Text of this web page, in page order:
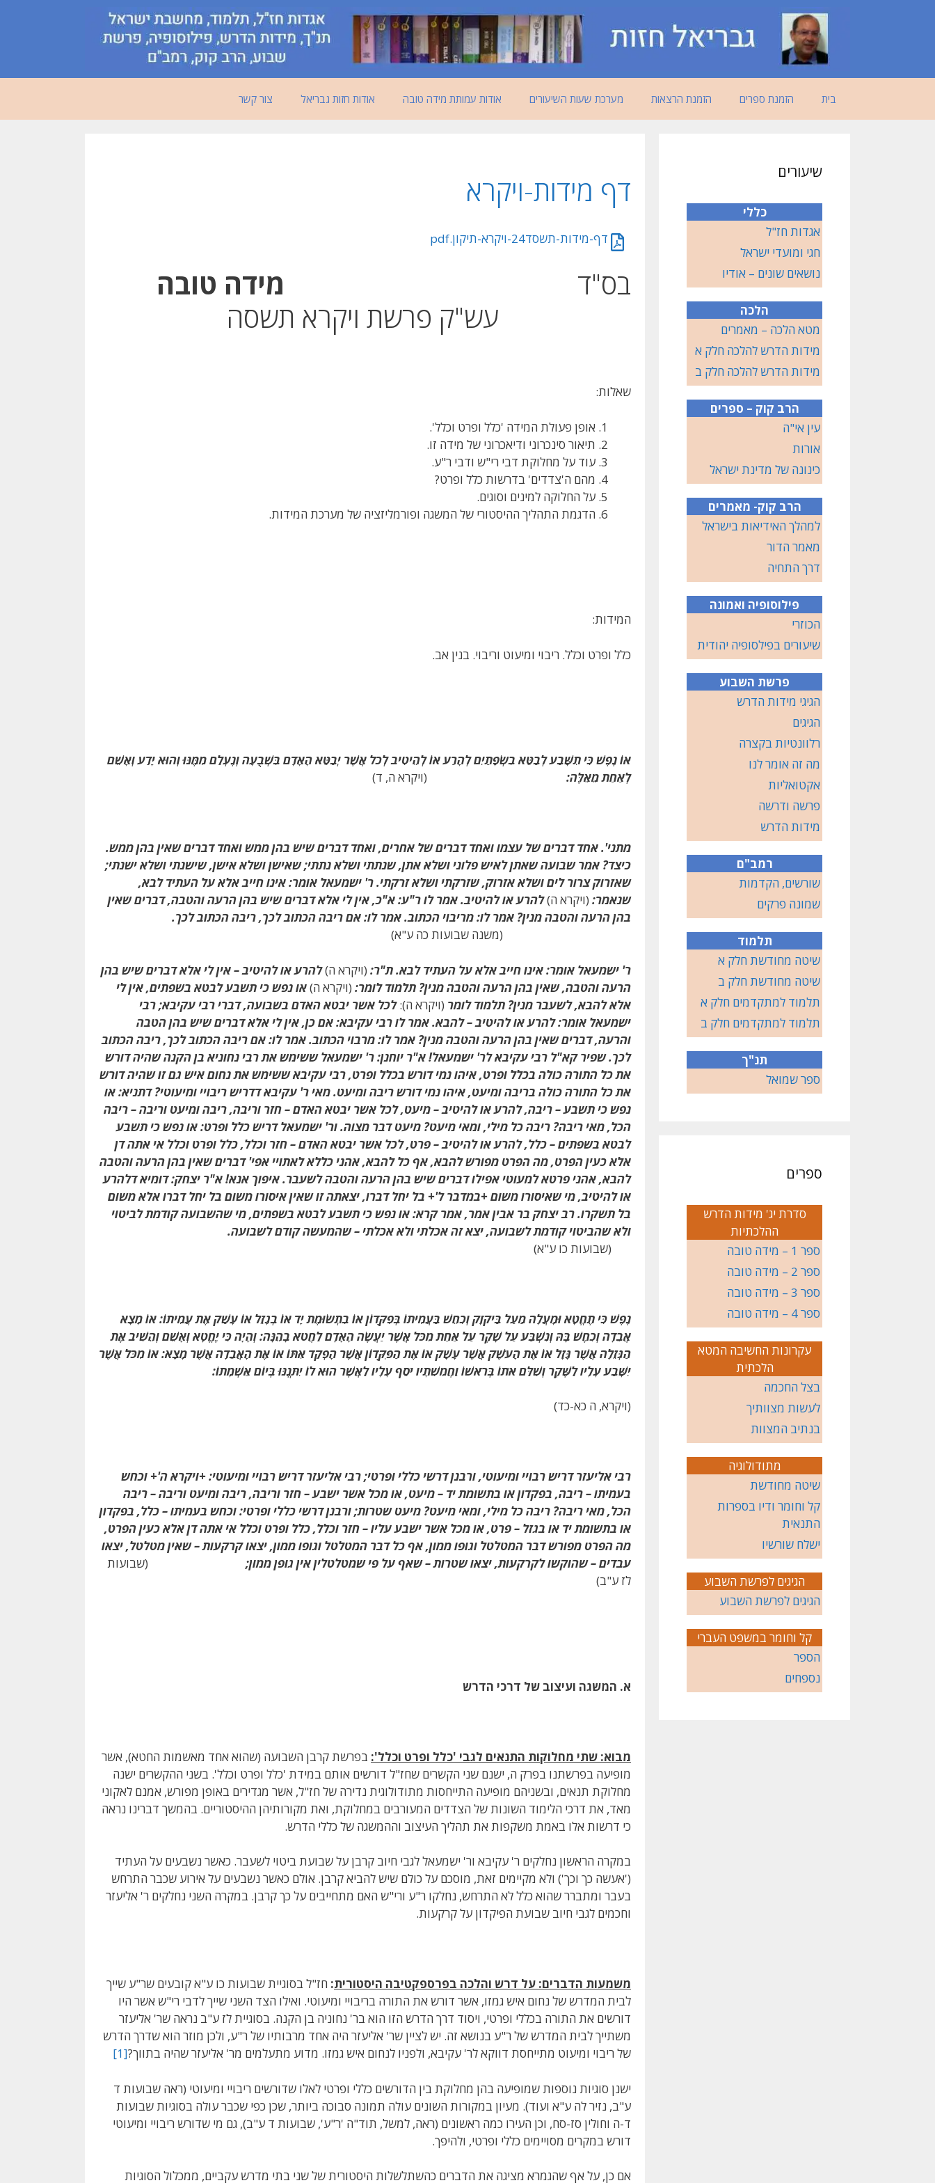
בית הזמנת ספרים הזמנת הרצאות מערכת שעות השיעורים אודות עמותת מידה טובה אודות חזות גבריאל צור קשר
‏‏דף מידות-ויקרא
‏‏דף-מידות-תשסד24-ויקרא-תיקון.pdf
בס"ד מידה טובה
עש"ק פרשת ויקרא תשסה
שאלות:
אופן פעולת המידה 'כלל ופרט וכלל'.
תיאור סינכרוני ודיאכרוני של מידה זו.
עוד על מחלוקת דבי רי"ש ודבי ר"ע.
מהם ה'צדדים' בדרשות כלל ופרט?
על החלוקה למינים וסוגים.
הדגמת התהליך ההיסטורי של המשגה ופורמליזציה של מערכת המידות.
המידות:
כלל ופרט וכלל. ריבוי ומיעוט וריבוי. בנין אב.
אוֹ נֶפֶשׁ כִּי תִשָּׁבַע לְבַטֵּא בִשְׂפָתַיִם לְהָרַע אוֹ לְהֵיטִיב לְכֹל אֲשֶׁר יְבַטֵּא הָאָדָם בִּשְׁבֻעָה וְנֶעְלַם מִמֶּנּוּ וְהוּא יָדַע וְאָשֵׁם
לְאַחַת מֵאֵלֶּה: (ויקרא ה, ד)
מתני'. אחד דברים של עצמו ואחד דברים של אחרים, ואחד דברים שיש בהן ממש ואחד דברים שאין בהן ממש.
כיצד? אמר שבועה שאתן לאיש פלוני ושלא אתן, שנתתי ושלא נתתי; שאישן ושלא אישן, שישנתי ושלא ישנתי;
שאזרוק צרור לים ושלא אזרוק, שזרקתי ושלא זרקתי. ר' ישמעאל אומר: אינו חייב אלא על העתיד לבא,
שנאמר: (ויקרא ה)להרע או להיטיב. אמר לו ר"ע: א"כ, אין לי אלא דברים שיש בהן הרעה והטבה, דברים שאין
בהן הרעה והטבה מנין? אמר לו: מריבוי הכתוב. אמר לו: אם ריבה הכתוב לכך, ריבה הכתוב לכך.
(משנה שבועות כה ע"א)
ר' ישמעאל אומר: אינו חייב אלא על העתיד לבא. ת"ר: (ויקרא ה)להרע או להיטיב – אין לי אלא דברים שיש בהן
הרעה והטבה, שאין בהן הרעה והטבה מנין? תלמוד לומר: (ויקרא ה)או נפש כי תשבע לבטא בשפתים, אין לי
אלא להבא, לשעבר מנין? תלמוד לומר (ויקרא ה):לכל אשר יבטא האדם בשבועה, דברי רבי עקיבא; רבי
ישמעאל אומר: להרע או להיטיב – להבא. אמר לו רבי עקיבא: אם כן, אין לי אלא דברים שיש בהן הטבה
והרעה, דברים שאין בהן הרעה והטבה מנין? אמר לו: מרבוי הכתוב. אמר לו: אם ריבה הכתוב לכך, ריבה הכתוב
לכך. שפיר קא"ל רבי עקיבא לר' ישמעאל! א"ר יוחנן: ר' ישמעאל ששימש את רבי נחוניא בן הקנה שהיה דורש
את כל התורה כולה בכלל ופרט, איהו נמי דורש בכלל ופרט, רבי עקיבא ששימש את נחום איש גם זו שהיה דורש
את כל התורה כולה בריבה ומיעט, איהו נמי דורש ריבה ומיעט. מאי ר' עקיבא דדריש ריבויי ומיעוטי? דתניא: או
נפש כי תשבע – ריבה, להרע או להיטיב – מיעט, לכל אשר יבטא האדם – חזר וריבה, ריבה ומיעט וריבה – ריבה
הכל, מאי ריבה? ריבה כל מילי, ומאי מיעט? מיעט דבר מצוה. ור' ישמעאל דריש כלל ופרט: או נפש כי תשבע
לבטא בשפתים – כלל, להרע או להיטיב – פרט, לכל אשר יבטא האדם – חזר וכלל, כלל ופרט וכלל אי אתה דן
אלא כעין הפרט, מה הפרט מפורש להבא, אף כל להבא, אהני כללא לאתויי אפי' דברים שאין בהן הרעה והטבה
להבא, אהני פרטא למעוטי אפילו דברים שיש בהן הרעה והטבה לשעבר. איפוך אנא! א"ר יצחק: דומיא דלהרע
או להיטיב, מי שאיסורו משום +במדבר ל'+ בל יחל דברו, יצאתה זו שאין איסורו משום בל יחל דברו אלא משום
בל תשקרו. רב יצחק בר אבין אמר, אמר קרא: או נפש כי תשבע לבטא בשפתים, מי שהשבועה קודמת לביטוי
ולא שהביטוי קודמת לשבועה, יצא זה אכלתי ולא אכלתי – שהמעשה קודם לשבועה.
(שבועות כו ע"א)
נֶפֶשׁ כִּי תֶחֱטָא וּמָעֲלָה מַעַל בַּיקֹוָק וְכִחֵשׁ בַּעֲמִיתוֹ בְּפִקָּדוֹן אוֹ בִתְשׂוּמֶת יָד אוֹ בְגָזֵל אוֹ עָשַׁק אֶת עֲמִיתוֹ: אוֹ מָצָא
אֲבֵדָה וְכִחֶשׁ בָּהּ וְנִשְׁבַּע עַל שָׁקֶר עַל אַחַת מִכֹּל אֲשֶׁר יַעֲשֶׂה הָאָדָם לַחֲטֹא בָהֵנָּה: וְהָיָה כִּי יֶחֱטָא וְאָשֵׁם וְהֵשִׁיב אֶת
הַגְּזֵלָה אֲשֶׁר גָּזָל אוֹ אֶת הָעֹשֶׁק אֲשֶׁר עָשָׁק אוֹ אֶת הַפִּקָּדוֹן אֲשֶׁר הָפְקַד אִתּוֹ אוֹ אֶת הָאֲבֵדָה אֲשֶׁר מָצָא: אוֹ מִכֹּל אֲשֶׁר
יִשָּׁבַע עָלָיו לַשֶּׁקֶר וְשִׁלַּם אֹתוֹ בְּרֹאשׁוֹ וַחֲמִשִׁתָיו יֹסֵף עָלָיו לַאֲשֶׁר הוּא לוֹ יִתְּנֶנּוּ בְּיוֹם אַשְׁמָתוֹ:
(ויקרא, ה כא-כד)
רבי אליעזר דריש רבויי ומיעוטי, ורבנן דרשי כללי ופרטי; רבי אליעזר דריש רבויי ומיעוטי: +ויקרא ה'+ וכחש
בעמיתו – ריבה, בפקדון או בתשומת יד – מיעט, או מכל אשר ישבע – חזר וריבה, ריבה ומיעט וריבה – ריבה
הכל, מאי ריבה? ריבה כל מילי, ומאי מיעט? מיעט שטרות; ורבנן דרשי כללי ופרטי: וכחש בעמיתו – כלל, בפקדון
או בתשומת יד או בגזל – פרט, או מכל אשר ישבע עליו – חזר וכלל, כלל ופרט וכלל אי אתה דן אלא כעין הפרט,
מה הפרט מפורש דבר המטלטל וגופו ממון, אף כל דבר המטלטל וגופו ממון, יצאו קרקעות – שאין מטלטל, יצאו
עבדים – שהוקשו לקרקעות, יצאו שטרות – שאף על פי שמטלטלין אין גופן ממון;
(שבועות
לז ע"ב)
א. המשגה ועיצוב של דרכי הדרש
מבוא: שתי מחלוקות התנאים לגבי 'כלל ופרט וכלל': בפרשת קרבן השבועה (שהוא אחד מאשמות החטא), אשר
מופיעה בפרשתנו בפרק ה, ישנם שני הקשרים שחז"ל דורשים אותם במידת 'כלל ופרט וכלל'. בשני ההקשרים ישנה
מחלוקת תנאים, ובשניהם מופיעה התייחסות מתודולוגית נדירה של חז"ל, אשר מגדירים באופן מפורש, אמנם לאקוני
מאד, את דרכי הלימוד השונות של הצדדים המעורבים במחלוקת, ואת מקורותיהן ההיסטוריים. בהמשך דברינו נראה
כי דרשות אלו באמת משקפות את תהליך העיצוב וההמשגה של כללי הדרש.
במקרה הראשון נחלקים ר' עקיבא ור' ישמעאל לגבי חיוב קרבן על שבועת ביטוי לשעבר. כאשר נשבעים על העתיד
('אעשה כך וכך') ולא מקיימים זאת, מוסכם על כולם שיש להביא קרבן. אולם כאשר נשבעים על אירוע שכבר התרחש
בעבר ומתברר שהוא כלל לא התרחש, נחלקו ר"ע ורי"ש האם מתחייבים על כך קרבן. במקרה השני נחלקים ר' אליעזר
וחכמים לגבי חיוב שבועת הפיקדון על קרקעות.
משמעות הדברים: על דרש והלכה בפרספקטיבה היסטורית: חז"ל בסוגיית שבועות כו ע"א קובעים שר"ע שייך
לבית המדרש של נחום איש גמזו, אשר דורש את התורה בריבויי ומיעוטי. ואילו הצד השני שייך לדבי רי"ש אשר היו
דורשים את התורה בכללי ופרטי, ויסוד דרך הדרש הזו הוא בר' נחוניה בן הקנה. בסוגיית לז ע"ב נראה שר' אליעזר
משתייך לבית המדרש של ר"ע בנושא זה. יש לציין שר' אליעזר היה אחד מרבותיו של ר"ע, ולכן מוזר הוא שדרך הדרש
של ריבוי ומיעוט מתייחסת דווקא לר' עקיבא, ולפניו לנחום איש גמזו. מדוע מתעלמים מר' אליעזר שהיה בתווך?[1]
ישנן סוגיות נוספות שמופיעה בהן מחלוקת בין הדורשים כללי ופרטי לאלו שדורשים ריבויי ומיעוטי (ראה שבועות ד
ע"ב, נזיר לה ע"א ועוד). מעיון במקורות השונים עולה תמונה סבוכה ביותר, שכן כפי שכבר עולה בסוגיות שבועות
ד-ה וחולין סז-סח, וכן העירו כמה ראשונים (ראה, למשל, תוד"ה 'ר"ע', שבועות ד ע"ב), גם מי שדורש ריבויי ומיעוטי
דורש במקרים מסויימים כללי ופרטי, ולהיפך.
אם כן, על אף שהגמרא מציגה את הדברים כהשתלשלות היסטורית של שני בתי מדרש עקביים, ממכלול הסוגיות
שיעורים
כללי
אגדות חז"ל
חגי ומועדי ישראל
נושאים שונים – אודיו
הלכה
מטא הלכה – מאמרים
מידות הדרש להלכה חלק א
מידות הדרש להלכה חלק ב
הרב קוק – ספרים
עין אי"ה
אורות
כינונה של מדינת ישראל
הרב קוק- מאמרים
למהלך האידיאות בישראל
מאמר הדור
דרך התחיה
פילוסופיה ואמונה
הכוזרי
שיעורים בפילסופיה יהודית
פרשת השבוע
הגיגי מידות הדרש
הגיגים
רלוונטיות בקצרה
מה זה אומר לנו
אקטואליות
פרשה ודרשה
מידות הדרש
רמב"ם
שורשים, הקדמות
שמונה פרקים
תלמוד
שיטה מחודשת חלק א
שיטה מחודשת חלק ב
תלמוד למתקדמים חלק א
תלמוד למתקדמים חלק ב
תנ"ך
ספר שמואל
ספרים
סדרת יג' מידות הדרש
ההלכתיות
ספר 1 – מידה טובה
ספר 2 – מידה טובה
ספר 3 – מידה טובה
ספר 4 – מידה טובה
עקרונות החשיבה המטא
הלכתית
בצל החכמה
לעשות מצוותיך
בנתיב המצוות
מתודולוגיה
שיטה מחודשת
קל וחומר ודיו בספרות
התנאית
ישלח שורשיו
הגיגים לפרשת השבוע
הגיגים לפרשת השבוע
קל וחומר במשפט העברי
הספר
נספחים